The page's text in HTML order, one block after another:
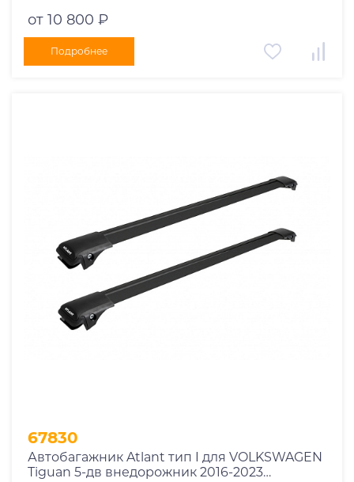
от 10 800 ₽
Подробнее
67830
Автобагажник Atlant тип I для VOLKSWAGEN
Tiguan 5-дв внедорожник 2016-2023